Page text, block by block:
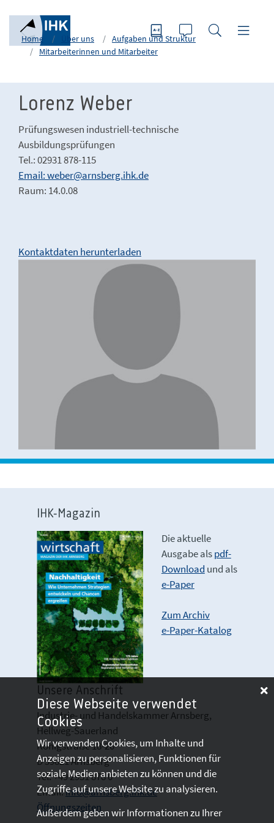
Home Über uns
Aufgaben und Struktur
Mitarbeiterinnen und Mitarbeiter
Lorenz Weber
Prüfungswesen industriell-technische
Ausbildungsprüfungen
Tel.: 02931 878-115
Email: weber@arnsberg.ihk.de
Raum: 14.0.08
Kontaktdaten herunterladen
IHK-Magazin
Die aktuelle
Ausgabe alspdf-
Download und als
e-Paper
Zum Archiv
e-Paper-Katalog
Unsere Anschrift
Industrie- und Handelskammer Arnsberg,
Hellweg-Sauerland
Königstraße 18-20
D 59821 Arnsberg
Tel: +49 2931 878 0
Email:info@arnsberg.ihk.de
Öffnungszeiten
Diese Webseite verwendet
Cookies
Wir verwenden Cookies, um Inhalte und
Anzeigen zu personalisieren, Funktionen für
soziale Medien anbieten zu können und die
Zugriffe auf unsere Website zu analysieren.
Außerdem geben wir Informationen zu Ihrer